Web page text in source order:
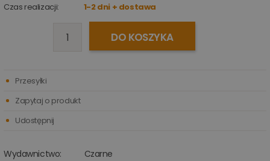
Czas realizacji:
1-2 dni + dostawa
DO KOSZYKA
Wydawnictwo:
Czarne
Przesyłki
Zapytaj o produkt
Udostępnij